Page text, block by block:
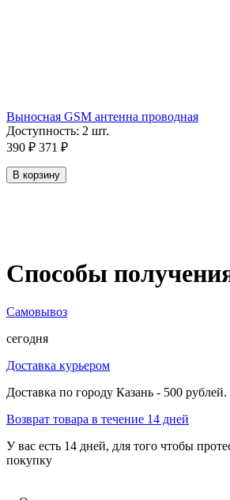
Выносная GSM антенна проводная
Доступность: 2 шт.
390 ₽ 371 ₽
В корзину
Способы
Самовывоз
сегодня
Доставка курьером
Доставка по городу Казань - 500
Возврат товара в течение 14 дней
У вас есть 14 дней, для того чтобы
покупку